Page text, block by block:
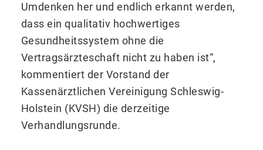
Umdenken her und endlich erkannt werden,
dass ein qualitativ hochwertiges
Gesundheitssystem ohne die
Vertragsärzteschaft nicht zu haben ist“,
kommentiert der Vorstand der
Kassenärztlichen Vereinigung Schleswig-
Holstein (KVSH) die derzeitige
Verhandlungsrunde.